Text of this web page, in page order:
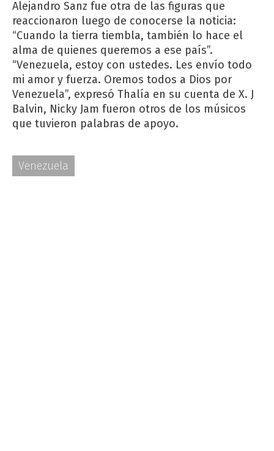
Alejandro Sanz fue otra de las figuras que
reaccionaron luego de conocerse la noticia:
“Cuando la tierra tiembla, también lo hace el
alma de quienes queremos a ese país”.
“Venezuela, estoy con ustedes. Les envío todo
mi amor y fuerza. Oremos todos a Dios por
Venezuela”, expresó Thalía en su cuenta de X. J
Balvin, Nicky Jam fueron otros de los músicos
que tuvieron palabras de apoyo.
Venezuela